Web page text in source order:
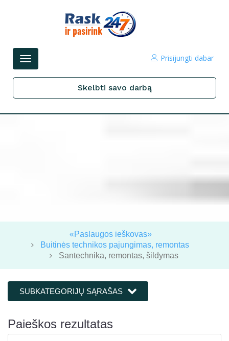
Perjungti
Prisijungti dabar
Skelbti savo darbą
«Paslaugos ieškovas»
Buitinės technikos pajungimas, remontas
Santechnika, remontas, šildymas
SUBKATEGORIJŲ SĄRAŠAS
Paieškos rezultatas